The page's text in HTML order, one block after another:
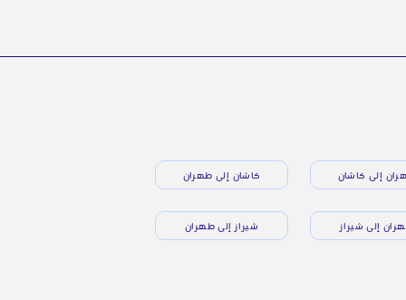
إلى كاشان كاشان إلى طهران
إلى شيراز شيراز إلى طهران